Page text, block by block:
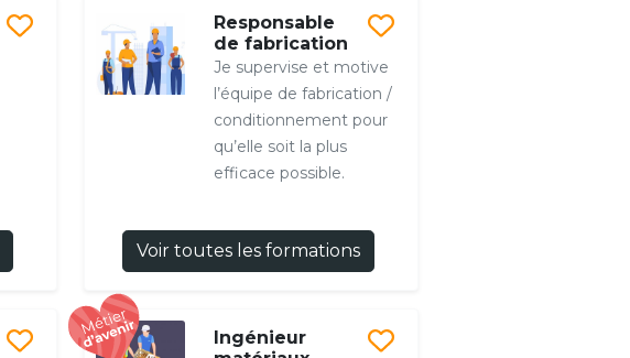
Responsable
de fabrication
Je supervise et motive
l’équipe de fabrication /
conditionnement pour
qu’elle soit la plus
efficace possible.
Voir toutes les formations
Ingénieur